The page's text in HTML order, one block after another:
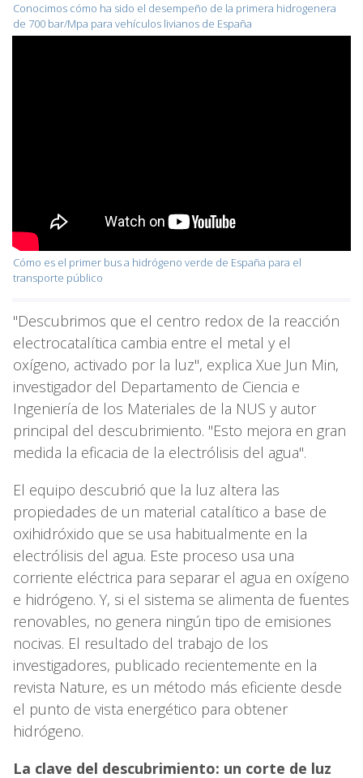
Conocimos cómo ha sido el desempeño de la primera hidrogenera
de 700 bar/Mpa para vehículos livianos de España
Cómo es el primer bus a hidrógeno verde de España para el
transporte público
"Descubrimos que el centro redox de la reacción
electrocatalítica cambia entre el metal y el
oxígeno, activado por la luz", explica Xue Jun Min,
investigador del Departamento de Ciencia e
Ingeniería de los Materiales de la NUS y autor
principal del descubrimiento. "Esto mejora en gran
medida la eficacia de la electrólisis del agua".
El equipo descubrió que la luz altera las
propiedades de un material catalítico a base de
oxihidróxido que se usa habitualmente en la
electrólisis del agua. Este proceso usa una
corriente eléctrica para separar el agua en oxígeno
e hidrógeno. Y, si el sistema se alimenta de fuentes
renovables, no genera ningún tipo de emisiones
nocivas. El resultado del trabajo de los
investigadores, publicado recientemente en la
revista Nature, es un método más eficiente desde
el punto de vista energético para obtener
hidrógeno.
La clave del descubrimiento: un corte de luz